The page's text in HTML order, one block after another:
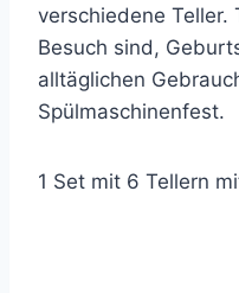
verschiedene Teller.
Besuch sind,
alltäglichen
Spülmaschinenfest.
1 Set mit 6 Tellern